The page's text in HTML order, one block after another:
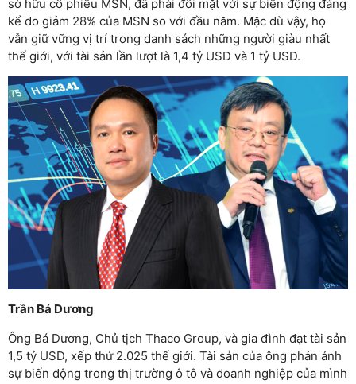
sở hữu cổ phiếu MSN, đã phải đối mặt với sự biến động đáng
kể do giảm 28% của MSN so với đầu năm. Mặc dù vậy, họ
vẫn giữ vững vị trí trong danh sách những người giàu nhất
thế giới, với tài sản lần lượt là 1,4 tỷ USD và 1 tỷ USD.
Trần Bá Dương
Ông Bá Dương, Chủ tịch Thaco Group, và gia đình đạt tài sản
1,5 tỷ USD, xếp thứ 2.025 thế giới. Tài sản của ông phản ánh
sự biến động trong thị trường ô tô và doanh nghiệp của mình